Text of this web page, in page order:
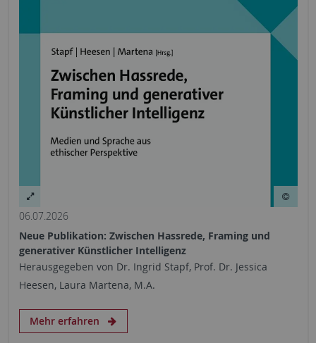
06.07.2026
Neue Publikation: Zwischen Hassrede, Framing und
generativer Künstlicher Intelligenz
Herausgegeben von Dr. Ingrid Stapf, Prof. Dr. Jessica
Heesen, Laura Martena, M.A.
Mehr erfahren